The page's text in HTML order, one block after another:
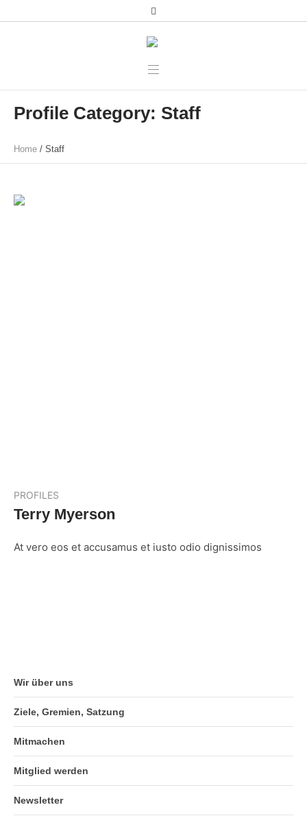
Profile Category: Staff
Home / Staff
PROFILES
Terry Myerson
At vero eos et accusamus et iusto odio dignissimos
Wir über uns
Ziele, Gremien, Satzung
Mitmachen
Mitglied werden
Newsletter